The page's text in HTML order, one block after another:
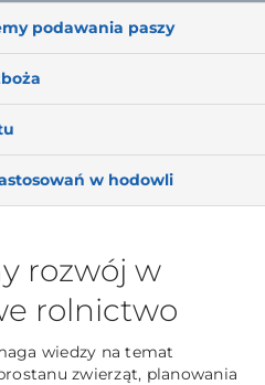
podawania paszy
w hodowli
rozwój w
rolnictwo
wiedzy na temat
zwierząt, planowania